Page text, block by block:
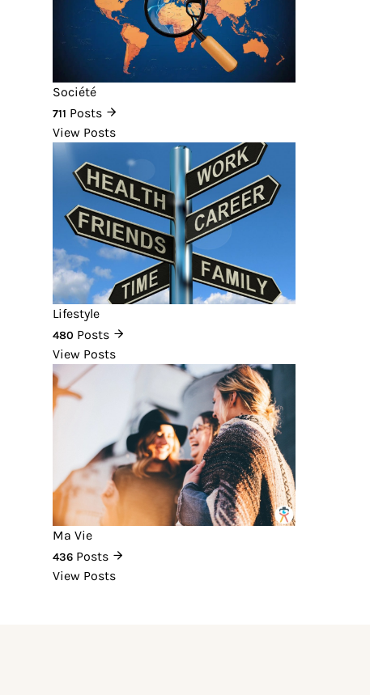
Société
711 Posts
View Posts
Lifestyle
480 Posts
View Posts
Ma Vie
436 Posts
View Posts